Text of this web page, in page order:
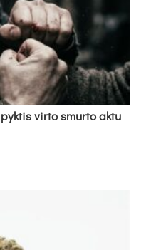
vir­to smur­to ak­tu